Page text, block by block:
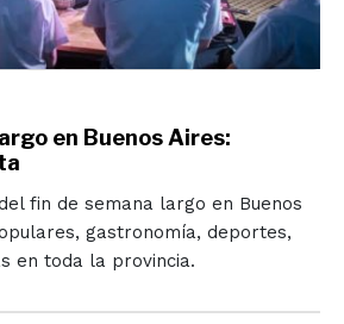
en Buenos Aires:
fin de semana largo en Buenos
gastronomía, deportes,
en toda la provincia.